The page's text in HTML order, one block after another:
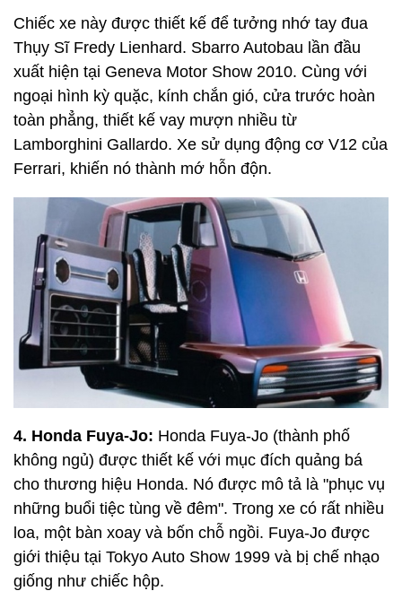
Chiếc xe này được thiết kế để tưởng nhớ tay đua
Thụy Sĩ Fredy Lienhard. Sbarro Autobau lần đầu
xuất hiện tại Geneva Motor Show 2010. Cùng với
ngoại hình kỳ quặc, kính chắn gió, cửa trước hoàn
toàn phẳng, thiết kế vay mượn nhiều từ
Lamborghini Gallardo. Xe sử dụng động cơ V12 của
Ferrari, khiến nó thành mớ hỗn độn.
4. Honda Fuya-Jo: Honda Fuya-Jo (thành phố
không ngủ) được thiết kế với mục đích quảng bá
cho thương hiệu Honda. Nó được mô tả là "phục vụ
những buổi tiệc tùng về đêm". Trong xe có rất nhiều
loa, một bàn xoay và bốn chỗ ngồi. Fuya-Jo được
giới thiệu tại Tokyo Auto Show 1999 và bị chế nhạo
giống như chiếc hộp.